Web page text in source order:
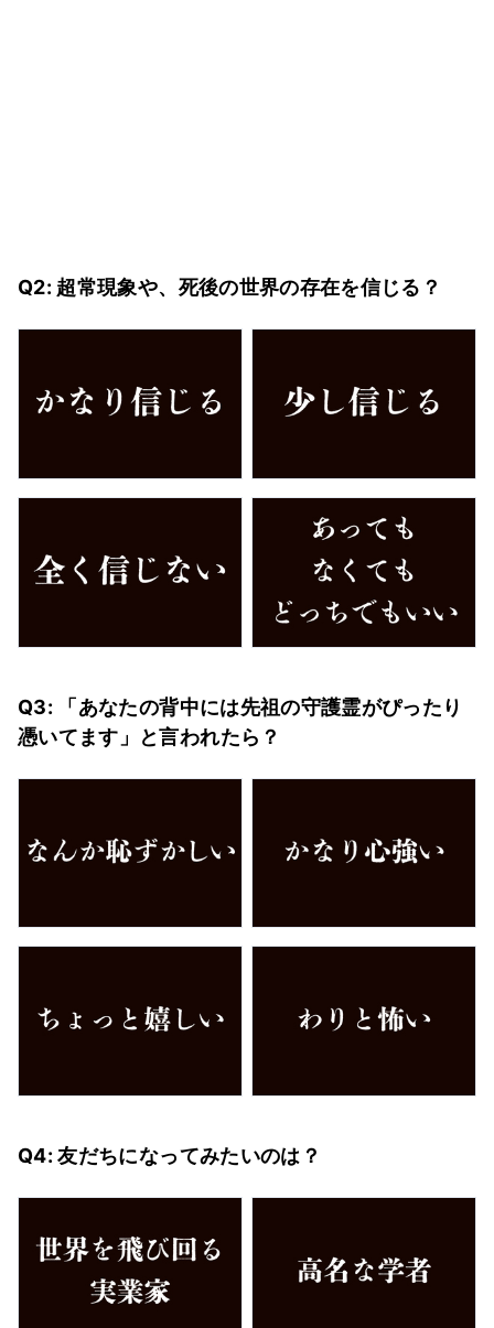
Q2: 超常現象や、死後の世界の存在を信じる？
Q3: 「あなたの背中には先祖の守護霊がぴったり
憑いてます」と言われたら？
Q4: 友だちになってみたいのは？